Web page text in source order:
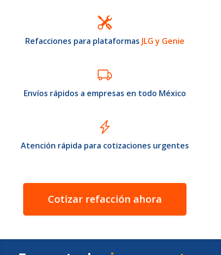
Refacciones para plataformas JLG y Genie
Envíos rápidos a empresas en todo México
Atención rápida para cotizaciones urgentes
Cotizar refacción ahora